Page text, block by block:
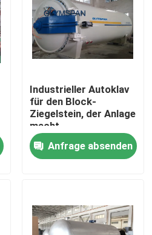
Industrieller Autoklav
für den Block-
Ziegelstein, der Anlage
macht
Anfrage absenden